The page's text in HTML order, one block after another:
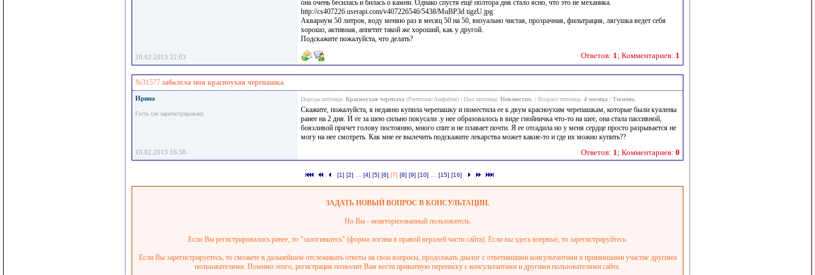
она очень бесилась и билась о камни. Однако спустя ещё полтора дня стало ясно, что это не механика.
http://cs407226.userapi.com/v407226546/5438/MuBP3d tigzU.jpg
Аквариум 50 литров, воду меняю раз в месяц 50 на 50, визуально чистая, прозрачная, фильтрация, лягушка ведет себя
хорошо, активная, аппетит такой же хороший, как у другой.
Подскажите пожалуйста, что делать?
20.02.2013 22:03 Ответов: 1; Комментариев: 1
№31577 заболела моя красноухая черепашка
Ирина
Гость (не зарегистрирован)
Порода питомца: Красноухая черепаха (Рептилия/Амфибия) | Пол питомца: Неизвестно. | Возраст питомца: 4 месяца | Тюмень
Скажите, пожалуйста, я недавно купила черепашку и поместила ее к двум красноухим черепашкам, которые были куалены
ранее на 2 дня. И ее за шею сильно покусали .у нее образовалось в виде гнойничка что-то на шее, она стала пассивной,
боязливой прячет голову постоянно, много спит и не плавает почти. Я ее отсадила но у меня сердце просто разрывается не
могу на нее смотреть. Как мне ее вылечить подскажите лекарства может какие-то и где их можно купить??
10.02.2013 16:38 Ответов: 1; Комментариев: 0
[1] [2] …[4] [5] [6] [7] [8] [9] [10] …[15] [16]
ЗАДАТЬ НОВЫЙ ВОПРОС В КОНСУЛЬТАЦИИ.
Но Вы - неавторизованный пользователь.
Если Вы регистрировались ранее, то "залогиньтесь" (форма логина в правой верхней части сайта). Если вы здесь впервые, то зарегистрируйтесь.
Если Вы зарегистрируетесь, то сможете в дальнейшем отслеживать ответы на свои вопросы, продолжать диалог с ответившими консультантами и принявшими участие другими
пользователями. Помимо этого, регистрация позволит Вам вести приватную переписку с консультантами и другими пользователями сайта.